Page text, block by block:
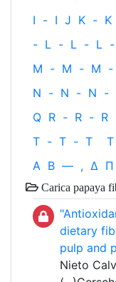
I - I J K - K
- L - L - L -
M - M - M -
N - N - N -
Q R - R - R
T - T - T T
Α Β — , Δ Π
Carica papaya
dietary
pulp and
Nieto